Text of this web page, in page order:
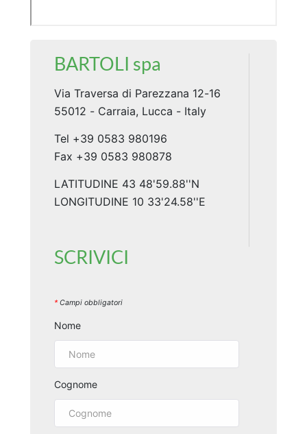
BARTOLI spa
Via Traversa di Parezzana 12-16
55012 - Carraia, Lucca - Italy
Tel +39 0583 980196
Fax +39 0583 980878
LATITUDINE 43 48'59.88''N
LONGITUDINE 10 33'24.58''E
SCRIVICI
*Campi obbligatori
Nome
Cognome